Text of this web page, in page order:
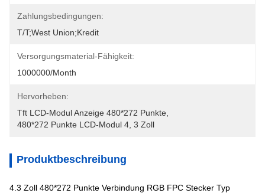
Zahlungsbedingungen:
T/T;West Union;Kredit
Versorgungsmaterial-Fähigkeit:
1000000/month
Hervorheben:
Tft LCD-Modul Anzeige 480*272 Punkte
480*272 Punkte LCD-Modul 4 3 Zoll
Produktbeschreibung
4.3 Zoll 480*272 Punkte Verbindung RGB FPC Stecker Typ